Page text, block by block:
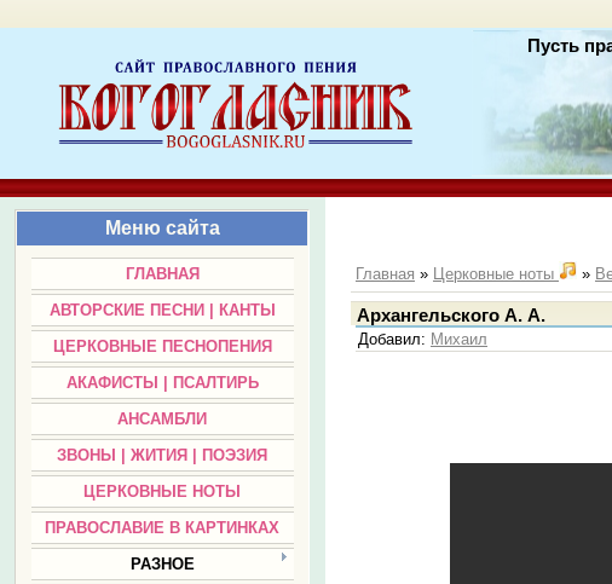
Пусть
Меню сайта
ГЛАВНАЯ
АВТОРСКИЕ ПЕСНИ | КАНТЫ
ЦЕРКОВНЫЕ ПЕСНОПЕНИЯ
АКАФИСТЫ | ПСАЛТИРЬ
АНСАМБЛИ
ЗВОНЫ | ЖИТИЯ | ПОЭЗИЯ
ЦЕРКОВНЫЕ НОТЫ
ПРАВОСЛАВИЕ В КАРТИНКАХ
РАЗНОЕ
Главная » Церковные ноты »
Архангельского А. А.
Добавил: Михаил